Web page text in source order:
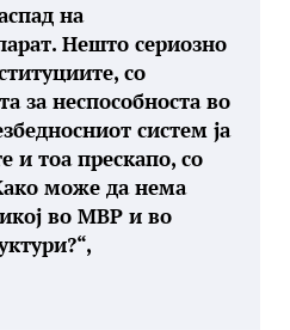
на
Нешто сериозно
со
за неспособноста во
систем ја
и тоа прескапо, со
може да нема
во МВР и во